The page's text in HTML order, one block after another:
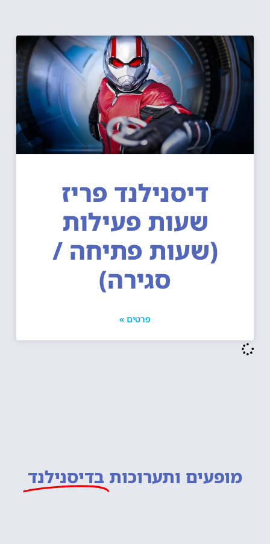
דיסנילנד פריז
שעות פעילות
(שעות פתיחה /
סגירה)
פרטים »
מופעים ותערוכות בדיסנילנד